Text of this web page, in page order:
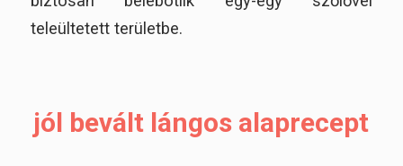
teleültetett területbe.
jól bevált lángos alaprecept